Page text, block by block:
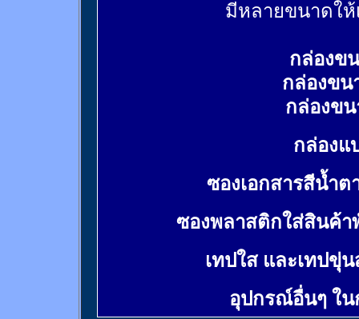
มีหลายขนาดให้
กล่องข
กล่องขน
กล่องข
กล่องแ
ซองเอกสารสีน้ำต
ซองพลาสติกใส่สินค้า
เทปใส และเทปขุ่
อุปกรณ์อื่นๆ ใ